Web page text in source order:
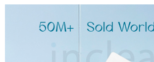
消。如遇「轉專審核」未通過狀況，表示未達大哥付
1.分期款項不併入電信帳單，「大哥付你分期」於每
AFTEE先享後付是「在收到商品之後才付款」的支付
１．簡單：不需註冊會員、不需綁卡、不需儲值。
２．便利：只要手機號碼，簡訊認證，即可結帳。
ATM付款